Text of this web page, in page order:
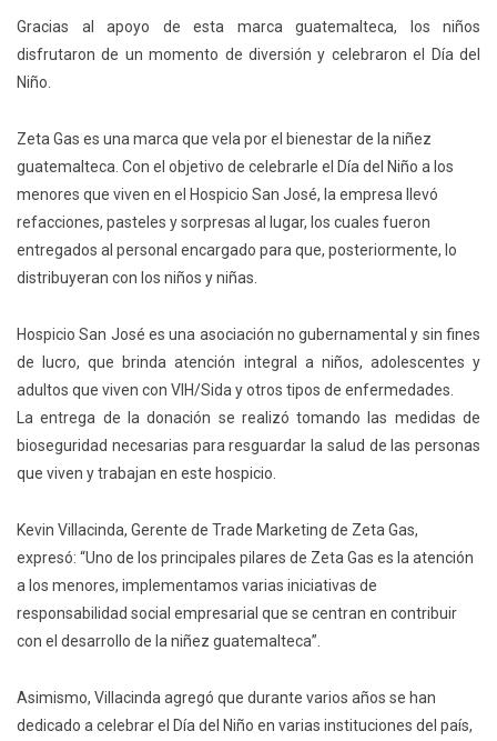
Gracias al apoyo de esta marca guatemalteca, los niños
disfrutaron de un momento de diversión y celebraron el Día del
Niño.
Zeta Gas es una marca que vela por el bienestar de la niñez
guatemalteca. Con el objetivo de celebrarle el Día del Niño a los
menores que viven en el Hospicio San José, la empresa llevó
refacciones, pasteles y sorpresas al lugar, los cuales fueron
entregados al personal encargado para que, posteriormente, lo
distribuyeran con los niños y niñas.
Hospicio San José es una asociación no gubernamental y sin fines
de lucro, que brinda atención integral a niños, adolescentes y
adultos que viven con VIH/Sida y otros tipos de enfermedades.
La entrega de la donación se realizó tomando las medidas de
bioseguridad necesarias para resguardar la salud de las personas
que viven y trabajan en este hospicio.
Kevin Villacinda, Gerente de Trade Marketing de Zeta Gas,
expresó: “Uno de los principales pilares de Zeta Gas es la atención
a los menores, implementamos varias iniciativas de
responsabilidad social empresarial que se centran en contribuir
con el desarrollo de la niñez guatemalteca”.
Asimismo, Villacinda agregó que durante varios años se han
dedicado a celebrar el Día del Niño en varias instituciones del país,